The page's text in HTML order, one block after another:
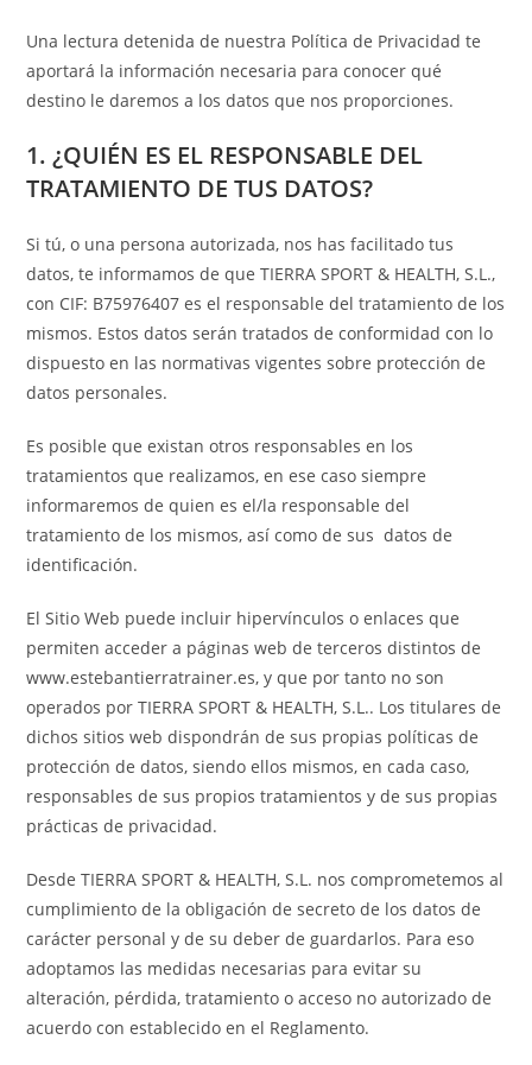
Una lectura detenida de nuestra Política de Privacidad te
aportará la información necesaria para conocer qué
destino le daremos a los datos que nos proporciones.
1. ¿QUIÉN ES EL RESPONSABLE DEL
TRATAMIENTO DE TUS DATOS?
Si tú, o una persona autorizada, nos has facilitado tus
datos, te informamos de que TIERRA SPORT & HEALTH, S.L.,
con CIF: B75976407 es el responsable del tratamiento de los
mismos. Estos datos serán tratados de conformidad con lo
dispuesto en las normativas vigentes sobre protección de
datos personales.
Es posible que existan otros responsables en los
tratamientos que realizamos, en ese caso siempre
informaremos de quien es el/la responsable del
tratamiento de los mismos, así como de sus datos de
identificación.
El Sitio Web puede incluir hipervínculos o enlaces que
permiten acceder a páginas web de terceros distintos de
www.estebantierratrainer.es, y que por tanto no son
operados por TIERRA SPORT & HEALTH, S.L.. Los titulares de
dichos sitios web dispondrán de sus propias políticas de
protección de datos, siendo ellos mismos, en cada caso,
responsables de sus propios tratamientos y de sus propias
prácticas de privacidad.
Desde TIERRA SPORT & HEALTH, S.L. nos comprometemos al
cumplimiento de la obligación de secreto de los datos de
carácter personal y de su deber de guardarlos. Para eso
adoptamos las medidas necesarias para evitar su
alteración, pérdida, tratamiento o acceso no autorizado de
acuerdo con establecido en el Reglamento.